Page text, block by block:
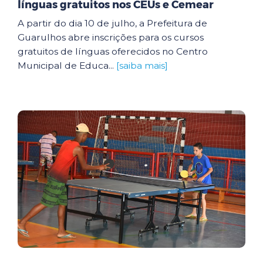
línguas gratuitos nos CEUs e Cemear
A partir do dia 10 de julho, a Prefeitura de
Guarulhos abre inscrições para os cursos
gratuitos de línguas oferecidos no Centro
Municipal de Educa... [saiba mais]